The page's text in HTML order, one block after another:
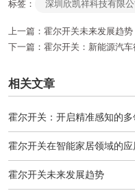
标签： 深圳欣凯祥科技有限公
上一篇： 霍尔开关未来发展趋势
下一篇： 霍尔开关：新能源汽
相关文章
霍尔开关：开启精准感知的
霍尔开关在智能家居领域的
霍尔开关未来发展趋势